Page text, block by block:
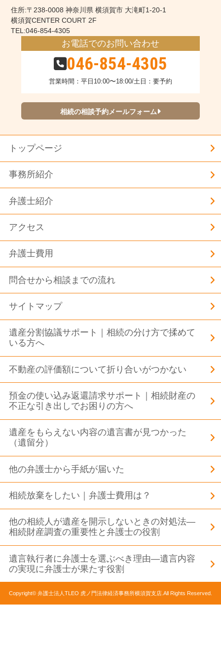
住所:〒238-0008 神奈川県 横須賀市 大滝町1-20-1
横須賀CENTER COURT 2F
TEL:046-854-4305
お電話でのお問い合わせ
046-854-4305
営業時間：平日10:00〜18:00/土日：要予約
相続の相談予約メールフォーム
トップページ
事務所紹介
弁護士紹介
アクセス
弁護士費用
問合せから相談までの流れ
サイトマップ
遺産分割協議サポート｜相続の分け方で揉めて
いる方へ
不動産の評価額について折り合いがつかない
預金の使い込み返還請求サポート｜相続財産の
不正な引き出しでお困りの方へ
遺産をもらえない内容の遺言書が見つかった
（遺留分）
他の弁護士から手紙が届いた
相続放棄をしたい｜弁護士費用は？
他の相続人が遺産を開示しないときの対処法―
相続財産調査の重要性と弁護士の役割
遺言執行者に弁護士を選ぶべき理由―遺言内容
の実現に弁護士が果たす役割
Copyright© 弁護士法人TLEO 虎ノ門法律経済事務所横須賀支店.All Rights Reserved.